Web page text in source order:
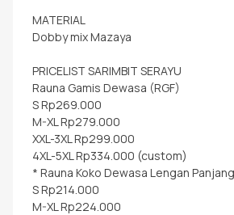
MATERIAL
Dobby mix Mazaya
PRICELIST SARIMBIT SERAYU
Rauna Gamis Dewasa (RGF)
S Rp269.000
M-XL Rp279.000
XXL-3XL Rp299.000
4XL-5XL Rp334.000 (custom)
* Rauna Koko Dewasa Lengan
S Rp214.000
M-XL Rp224.000